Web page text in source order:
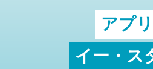
アプ
イー・ス